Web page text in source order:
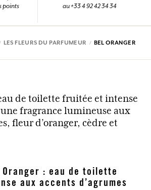
points
au +33 4 92 42 34 34
LES FLEURS DU PARFUMEUR BEL ORANGER
de toilette fruitée et intense
fragrance lumineuse aux
fleur d’oranger, cèdre et
: eau de toilette
aux accents d’agrumes